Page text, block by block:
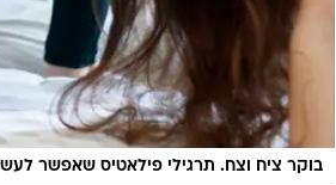
בוקר ציח וצח. תרגילי פילאטיס שאפשר